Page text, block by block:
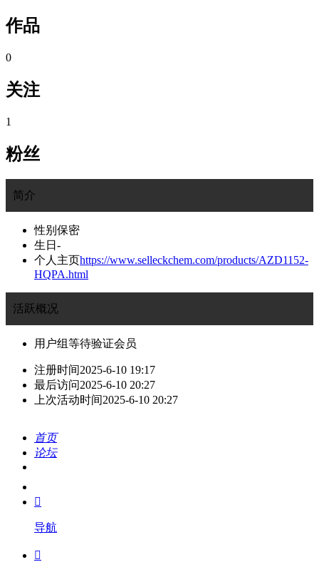
作品
0
关注
1
粉丝
简介
性别 保密
生日 -
个人主页https://www.selleckchem.com/products/AZD1152-
HQPA.html
活跃概况
用户组等待验证会员
注册时间2025-6-10 19:17
最后访问2025-6-10 20:27
上次活动时间2025-6-10 20:27
首页
论坛
我的

导航
